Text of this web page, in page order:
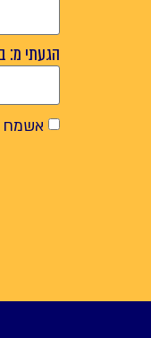
הגעתי מ:
אשמח